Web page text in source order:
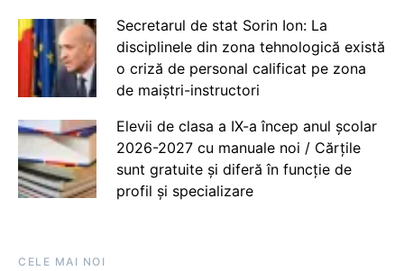
Secretarul de stat Sorin Ion: La
disciplinele din zona tehnologică există
o criză de personal calificat pe zona
de maiștri-instructori
Elevii de clasa a IX-a încep anul școlar
2026-2027 cu manuale noi / Cărțile
sunt gratuite și diferă în funcție de
profil și specializare
CELE MAI NOI